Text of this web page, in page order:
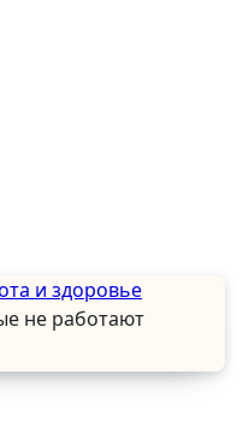
и здоровье
не работают